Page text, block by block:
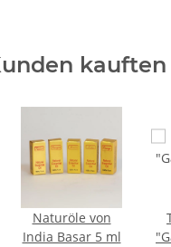
Naturöle von
India Basar 5 ml